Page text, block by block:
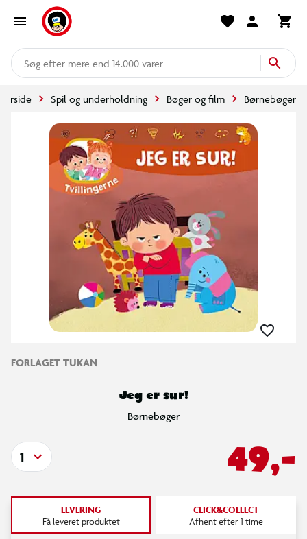
mere end 14.000 varer
Forside Spil og underholdning Bøger og film Børnebøger
FORLAGET TUKAN
Jeg er sur!
Børnebøger
49,-
1
LEVERING
Få leveret produktet
CLICK&COLLECT
Afhent efter 1 time